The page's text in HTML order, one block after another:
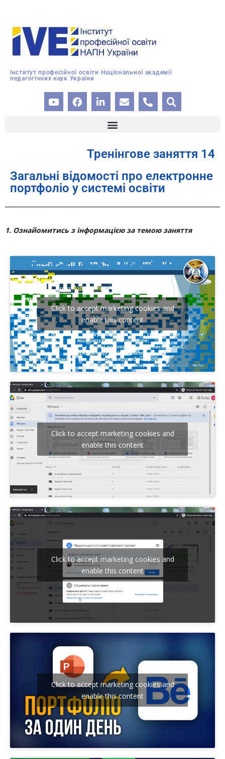
Інститут професійної освіти Національної академії
педагогічних наук України
Тренінгове заняття 14
Загальні відомості про електронне
портфоліо у системі освіти
1. Ознайомитись з інформацією за темою заняття
Click to accept marketing cookies and
enable this content
Click to accept marketing cookies and
enable this content
Click to accept marketing cookies and
enable this content
Click to accept marketing cookies and
enable this content